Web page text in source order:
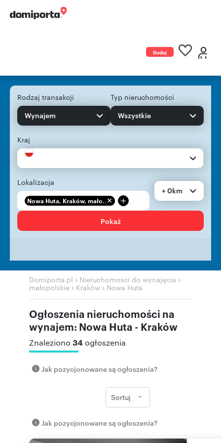
Dodaj
Rodzaj transakcji
Wynajem
Typ nieruchomości
Wszystkie
Kraj
Lokalizacja
Nowa Huta, Kraków, mało... +
+ 0km
Pokaż
Domiporta.pl › Nieruchomości do wynajęcia ›
małopolskie › Kraków › Nowa Huta
Ogłoszenia nieruchomości na
wynajem: Nowa Huta - Kraków
Znaleziono 34ogłoszenia
Jak pozycjonowane są ogłoszenia?
Sortuj
Jak pozycjonowane są ogłoszenia?